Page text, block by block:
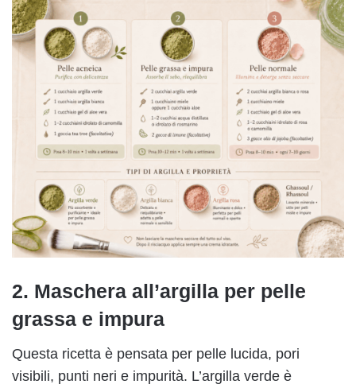
2. Maschera all’argilla per pelle
grassa e impura
Questa ricetta è pensata per pelle lucida, pori
visibili, punti neri e impurità. L’argilla verde è